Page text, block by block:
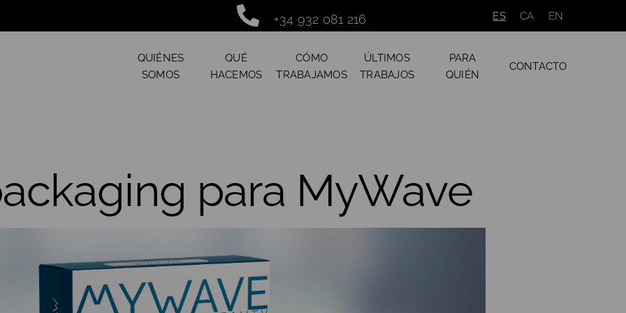
+34 932 081 216 ES CA EN
QUIÉNES
SOMOS
QUÉ
HACEMOS
CÓMO
TRABAJAMOS
ÚLTIMOS
TRABAJOS
PARA
QUIÉN
CONTACTO
para MyWave